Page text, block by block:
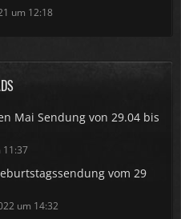
um 12:18
Mai Sendung von 29.04 bis
11:37
vom 29
um 14:32